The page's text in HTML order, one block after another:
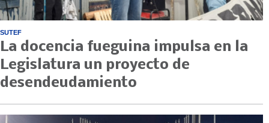
SUTEF
La docencia fueguina impulsa en la
Legislatura un proyecto de
desendeudamiento